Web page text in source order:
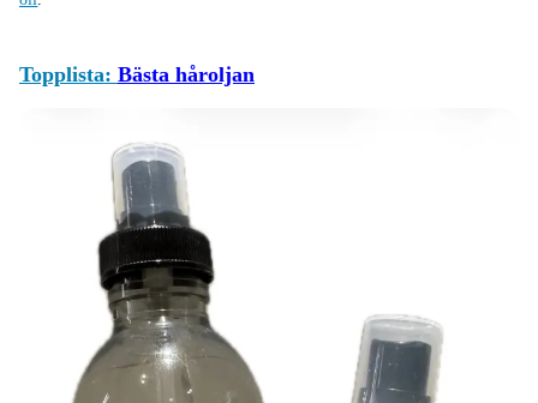
Topplista: Bästa håroljan